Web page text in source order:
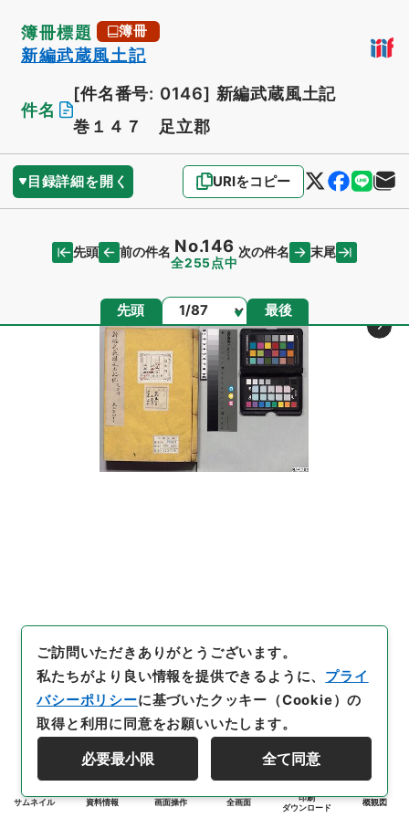
簿冊標題 簿冊
新編武蔵風土記
件名
[件名番号: 0146] 新編武蔵風土記
巻１４７ 足立郡
目録詳細を開く URIをコピー
先頭 前の件名 No.146
全255点中
次の件名 末尾
先頭 ページ 最後
サムネイル 資料情報 画面操作 全画面
印刷
ダウンロード
概観図
ご訪問いただきありがとうございます。
私たちがより良い情報を提供できるように、 プライ
バシーポリシーに基づいたクッキー（Cookie）の
取得と利用に同意をお願いいたします。
必要最小限 全て同意